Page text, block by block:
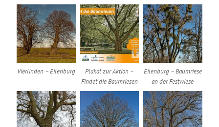
Vierlinden – Eilenburg
Plakat zur Aktion –
Findet die Baumriesen
Eilenburg – Baumriese
an der Festwiese